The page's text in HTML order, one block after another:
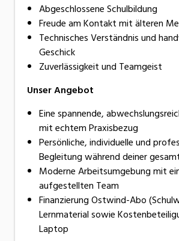
Abgeschlossene Schulbildung
Freude am Kontakt mit älteren
Technisches Verständnis und
Geschick
Zuverlässigkeit und Teamgeist
Unser Angebot
Eine spannende,
mit echtem Praxisbezug
Persönliche, individuelle und
Begleitung während deiner
Moderne Arbeitsumgebung mit
aufgestellten Team
Finanzierung Ostwind-Abo
Lernmaterial sowie
Laptop